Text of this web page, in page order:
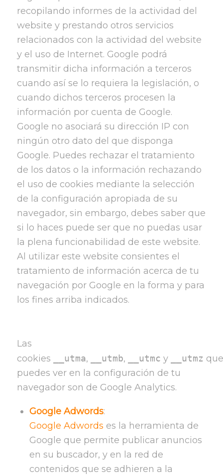
recopilando informes de la actividad del
website y prestando otros servicios
relacionados con la actividad del website
y el uso de Internet. Google podrá
transmitir dicha información a terceros
cuando así se lo requiera la legislación, o
cuando dichos terceros procesen la
información por cuenta de Google.
Google no asociará su dirección IP con
ningún otro dato del que disponga
Google. Puedes rechazar el tratamiento
de los datos o la información rechazando
el uso de cookies mediante la selección
de la configuración apropiada de su
navegador, sin embargo, debes saber que
si lo haces puede ser que no puedas usar
la plena funcionabilidad de este website.
Al utilizar este website consientes el
tratamiento de información acerca de tu
navegación por Google en la forma y para
los fines arriba indicados.
Las
cookies
__utma, __utmb, __utmc y __utmz que
puedes ver en la configuración de tu
navegador son de Google Analytics.
Google Adwords:
Google Adwords es la herramienta de
Google que permite publicar anuncios
en su buscador, y en la red de
contenidos que se adhieren a la